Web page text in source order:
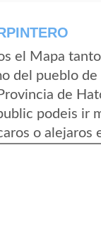
el Mapa
del pueblo
de
podeis ir
o alejaros